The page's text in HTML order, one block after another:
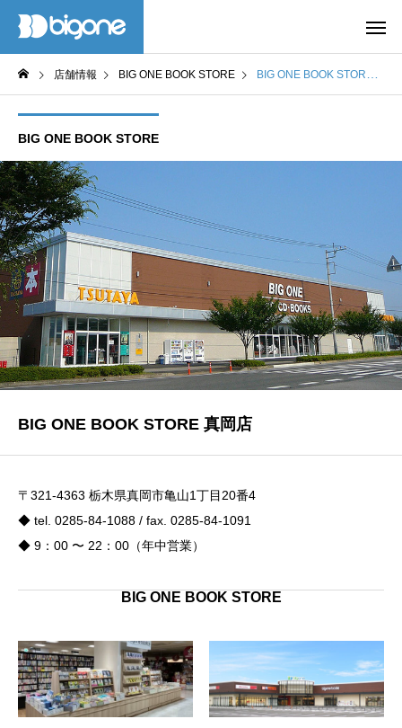
店舗情報 BIG ONE BOOK STORE BIG ONE BOOK STORE 真岡店
BIG ONE BOOK STORE
BIG ONE BOOK STORE 真岡店
〒321-4363 栃木県真岡市亀山1丁目20番4
◆ tel. 0285-84-1088 / fax. 0285-84-1091
◆ 9：00 〜 22：00（年中営業）
BIG ONE BOOK STORE